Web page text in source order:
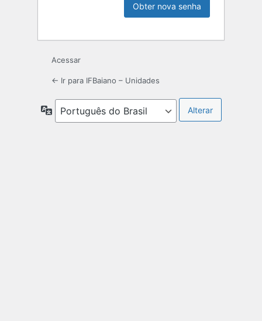
Acessar
← Ir para IFBaiano – Unidades
Idioma